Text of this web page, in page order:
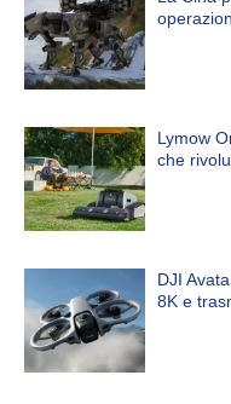
Lymow
che
DJI
8K e